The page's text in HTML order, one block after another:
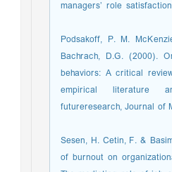
managers’ role
Podsakoff, P. M.
Bachrach, D.G. (2000).
behaviors: A critical
empirical literature
futureresearch, Journal of
Sesen, H. Cetin, F. &
of burnout on